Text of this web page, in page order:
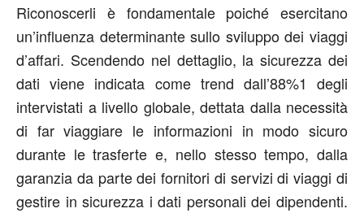
Riconoscerli è fondamentale poiché esercitano
un’influenza determinante sullo sviluppo dei viaggi
d’affari. Scendendo nel dettaglio, la sicurezza dei
dati viene indicata come trend dall’88%1 degli
intervistati a livello globale, dettata dalla necessità
di far viaggiare le informazioni in modo sicuro
durante le trasferte e, nello stesso tempo, dalla
garanzia da parte dei fornitori di servizi di viaggi di
gestire in sicurezza i dati personali dei dipendenti.